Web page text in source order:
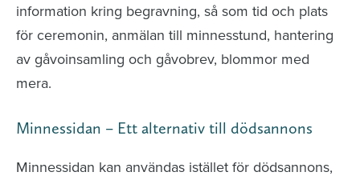
information kring begravning, så som tid och plats
för ceremonin, anmälan till minnesstund, hantering
av gåvoinsamling och gåvobrev, blommor med
mera.
Minnessidan – Ett alternativ till dödsannons
Minnessidan kan användas istället för dödsannons,